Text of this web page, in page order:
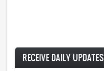
RECEIVE DAILY UPDATES